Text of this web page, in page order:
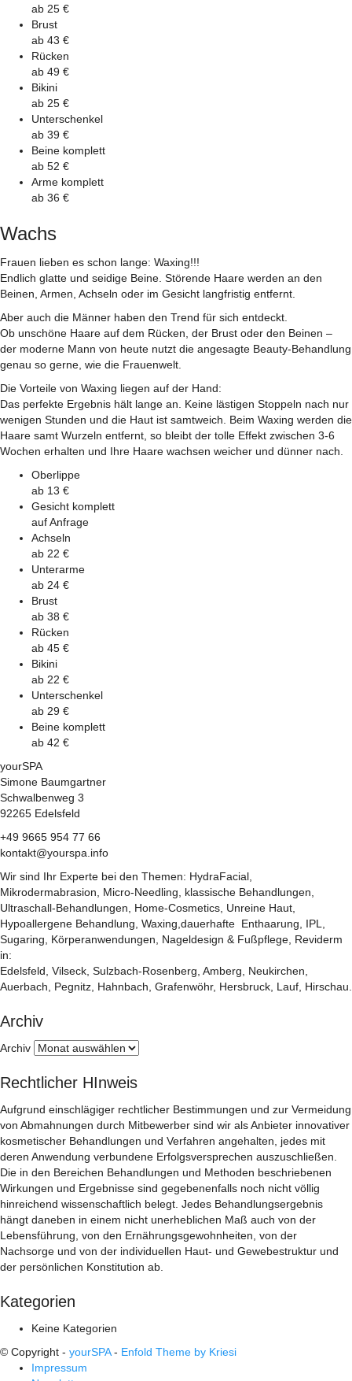
ab 25 €
Brust
ab 43 €
Rücken
ab 49 €
Bikini
ab 25 €
Unterschenkel
ab 39 €
Beine komplett
ab 52 €
Arme komplett
ab 36 €
Wachs
Frauen lieben es schon lange: Waxing!!!
Endlich glatte und seidige Beine. Störende Haare werden an den
Beinen, Armen, Achseln oder im Gesicht langfristig entfernt.
Aber auch die Männer haben den Trend für sich entdeckt.
Ob unschöne Haare auf dem Rücken, der Brust oder den Beinen –
der moderne Mann von heute nutzt die angesagte Beauty-Behandlung
genau so gerne, wie die Frauenwelt.
Die Vorteile von Waxing liegen auf der Hand:
Das perfekte Ergebnis hält lange an. Keine lästigen Stoppeln nach nur
wenigen Stunden und die Haut ist samtweich. Beim Waxing werden die
Haare samt Wurzeln entfernt, so bleibt der tolle Effekt zwischen 3-6
Wochen erhalten und Ihre Haare wachsen weicher und dünner nach.
Oberlippe
ab 13 €
Gesicht komplett
auf Anfrage
Achseln
ab 22 €
Unterarme
ab 24 €
Brust
ab 38 €
Rücken
ab 45 €
Bikini
ab 22 €
Unterschenkel
ab 29 €
Beine komplett
ab 42 €
yourSPA
Simone Baumgartner
Schwalbenweg 3
92265 Edelsfeld
+49 9665 954 77 66
kontakt@yourspa.info
Wir sind Ihr Experte bei den Themen: HydraFacial,
Mikrodermabrasion, Micro-Needling, klassische Behandlungen,
Ultraschall-Behandlungen, Home-Cosmetics, Unreine Haut,
Hypoallergene Behandlung, Waxing,dauerhafte Enthaarung, IPL,
Sugaring, Körperanwendungen, Nageldesign & Fußpflege, Reviderm
in:
Edelsfeld, Vilseck, Sulzbach-Rosenberg, Amberg, Neukirchen,
Auerbach, Pegnitz, Hahnbach, Grafenwöhr, Hersbruck, Lauf, Hirschau.
Archiv
Archiv
Rechtlicher HInweis
Aufgrund einschlägiger rechtlicher Bestimmungen und zur Vermeidung
von Abmahnungen durch Mitbewerber sind wir als Anbieter innovativer
kosmetischer Behandlungen und Verfahren angehalten, jedes mit
deren Anwendung verbundene Erfolgsversprechen auszuschließen.
Die in den Bereichen Behandlungen und Methoden beschriebenen
Wirkungen und Ergebnisse sind gegebenenfalls noch nicht völlig
hinreichend wissenschaftlich belegt. Jedes Behandlungsergebnis
hängt daneben in einem nicht unerheblichen Maß auch von der
Lebensführung, von den Ernährungsgewohnheiten, von der
Nachsorge und von der individuellen Haut- und Gewebestruktur und
der persönlichen Konstitution ab.
Kategorien
Keine Kategorien
© Copyright - yourSPA- Enfold Theme by Kriesi
Impressum